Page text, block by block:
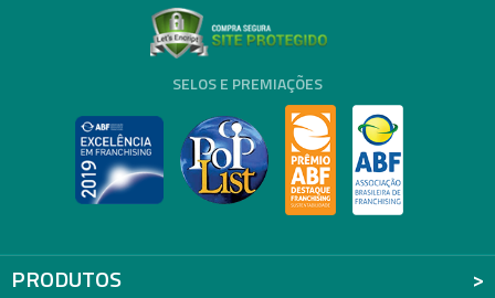
PRODUTOS
SELOS E PREMIAÇÕES